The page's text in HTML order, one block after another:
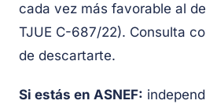
cada vez más favorable al
TJUE C-687/22). Consulta
de descartarte.
Si estás en ASNEF: